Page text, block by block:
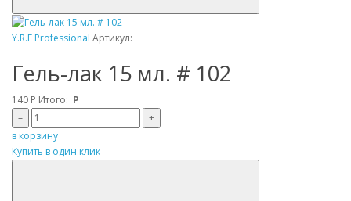
Y.R.E Professional Артикул:
Гель-лак 15 мл. # 102
140 Р Итого: Р
–
+
в корзину
Купить в один клик